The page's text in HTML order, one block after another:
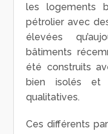
les logements
pétrolier avec
élevées
bâtiments
été construits
bien isolés et
qualitatives.
Ces différents